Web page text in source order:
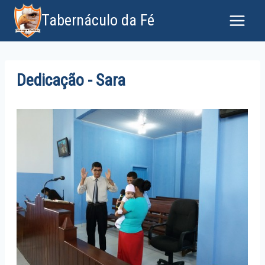
Tabernáculo da Fé
Dedicação - Sara